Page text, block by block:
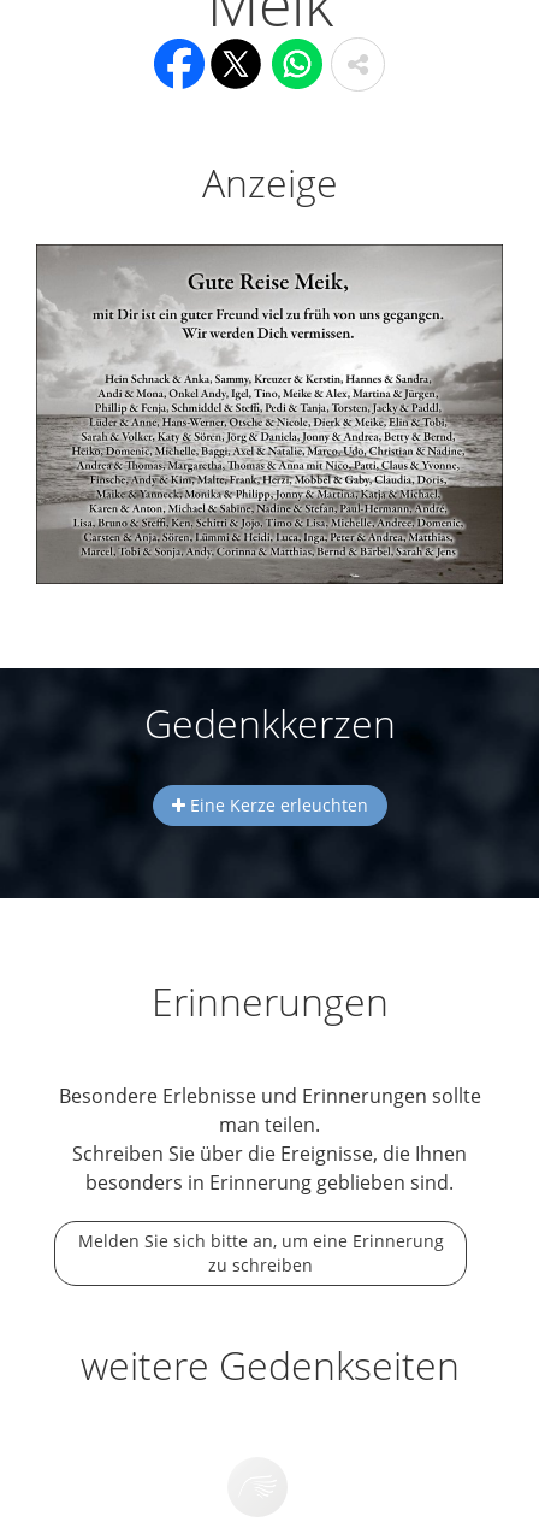
Anzeige
Gedenkkerzen
Eine Kerze erleuchten
Erinnerungen
Besondere Erlebnisse und Erinnerungen sollte
man teilen.
Schreiben Sie über die Ereignisse, die Ihnen
besonders in Erinnerung geblieben sind.
Melden Sie sich bitte an, um eine Erinnerung
zu schreiben
weitere Gedenkseiten